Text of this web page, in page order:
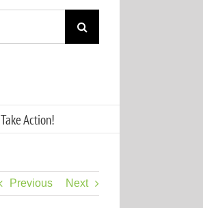
Take Action!
Previous Next